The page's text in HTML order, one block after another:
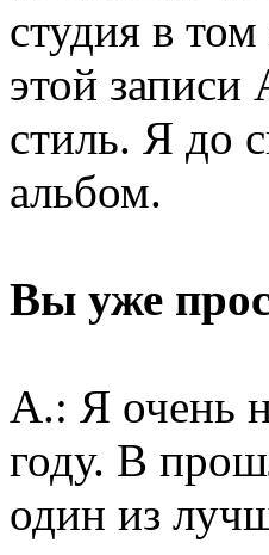
студия в
этой
стиль. Я до
альбом.
Вы уже
A.: Я очень
году. В
один из